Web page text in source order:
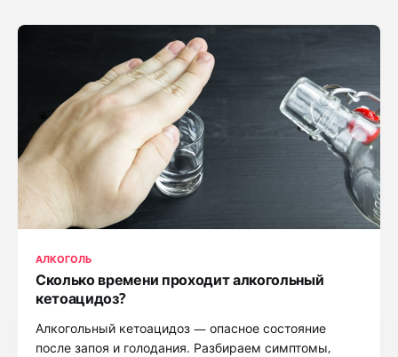
АЛКОГОЛЬ
Сколько времени проходит алкогольный
кетоацидоз?
Алкогольный кетоацидоз — опасное состояние
после запоя и голодания. Разбираем симптомы,